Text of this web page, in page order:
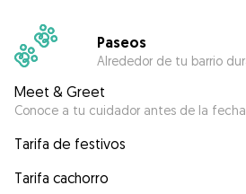
Paseos
Alrededor de tu barrio
Meet & Greet
Conoce a tu cuidador antes de la
Tarifa de festivos
Tarifa cachorro